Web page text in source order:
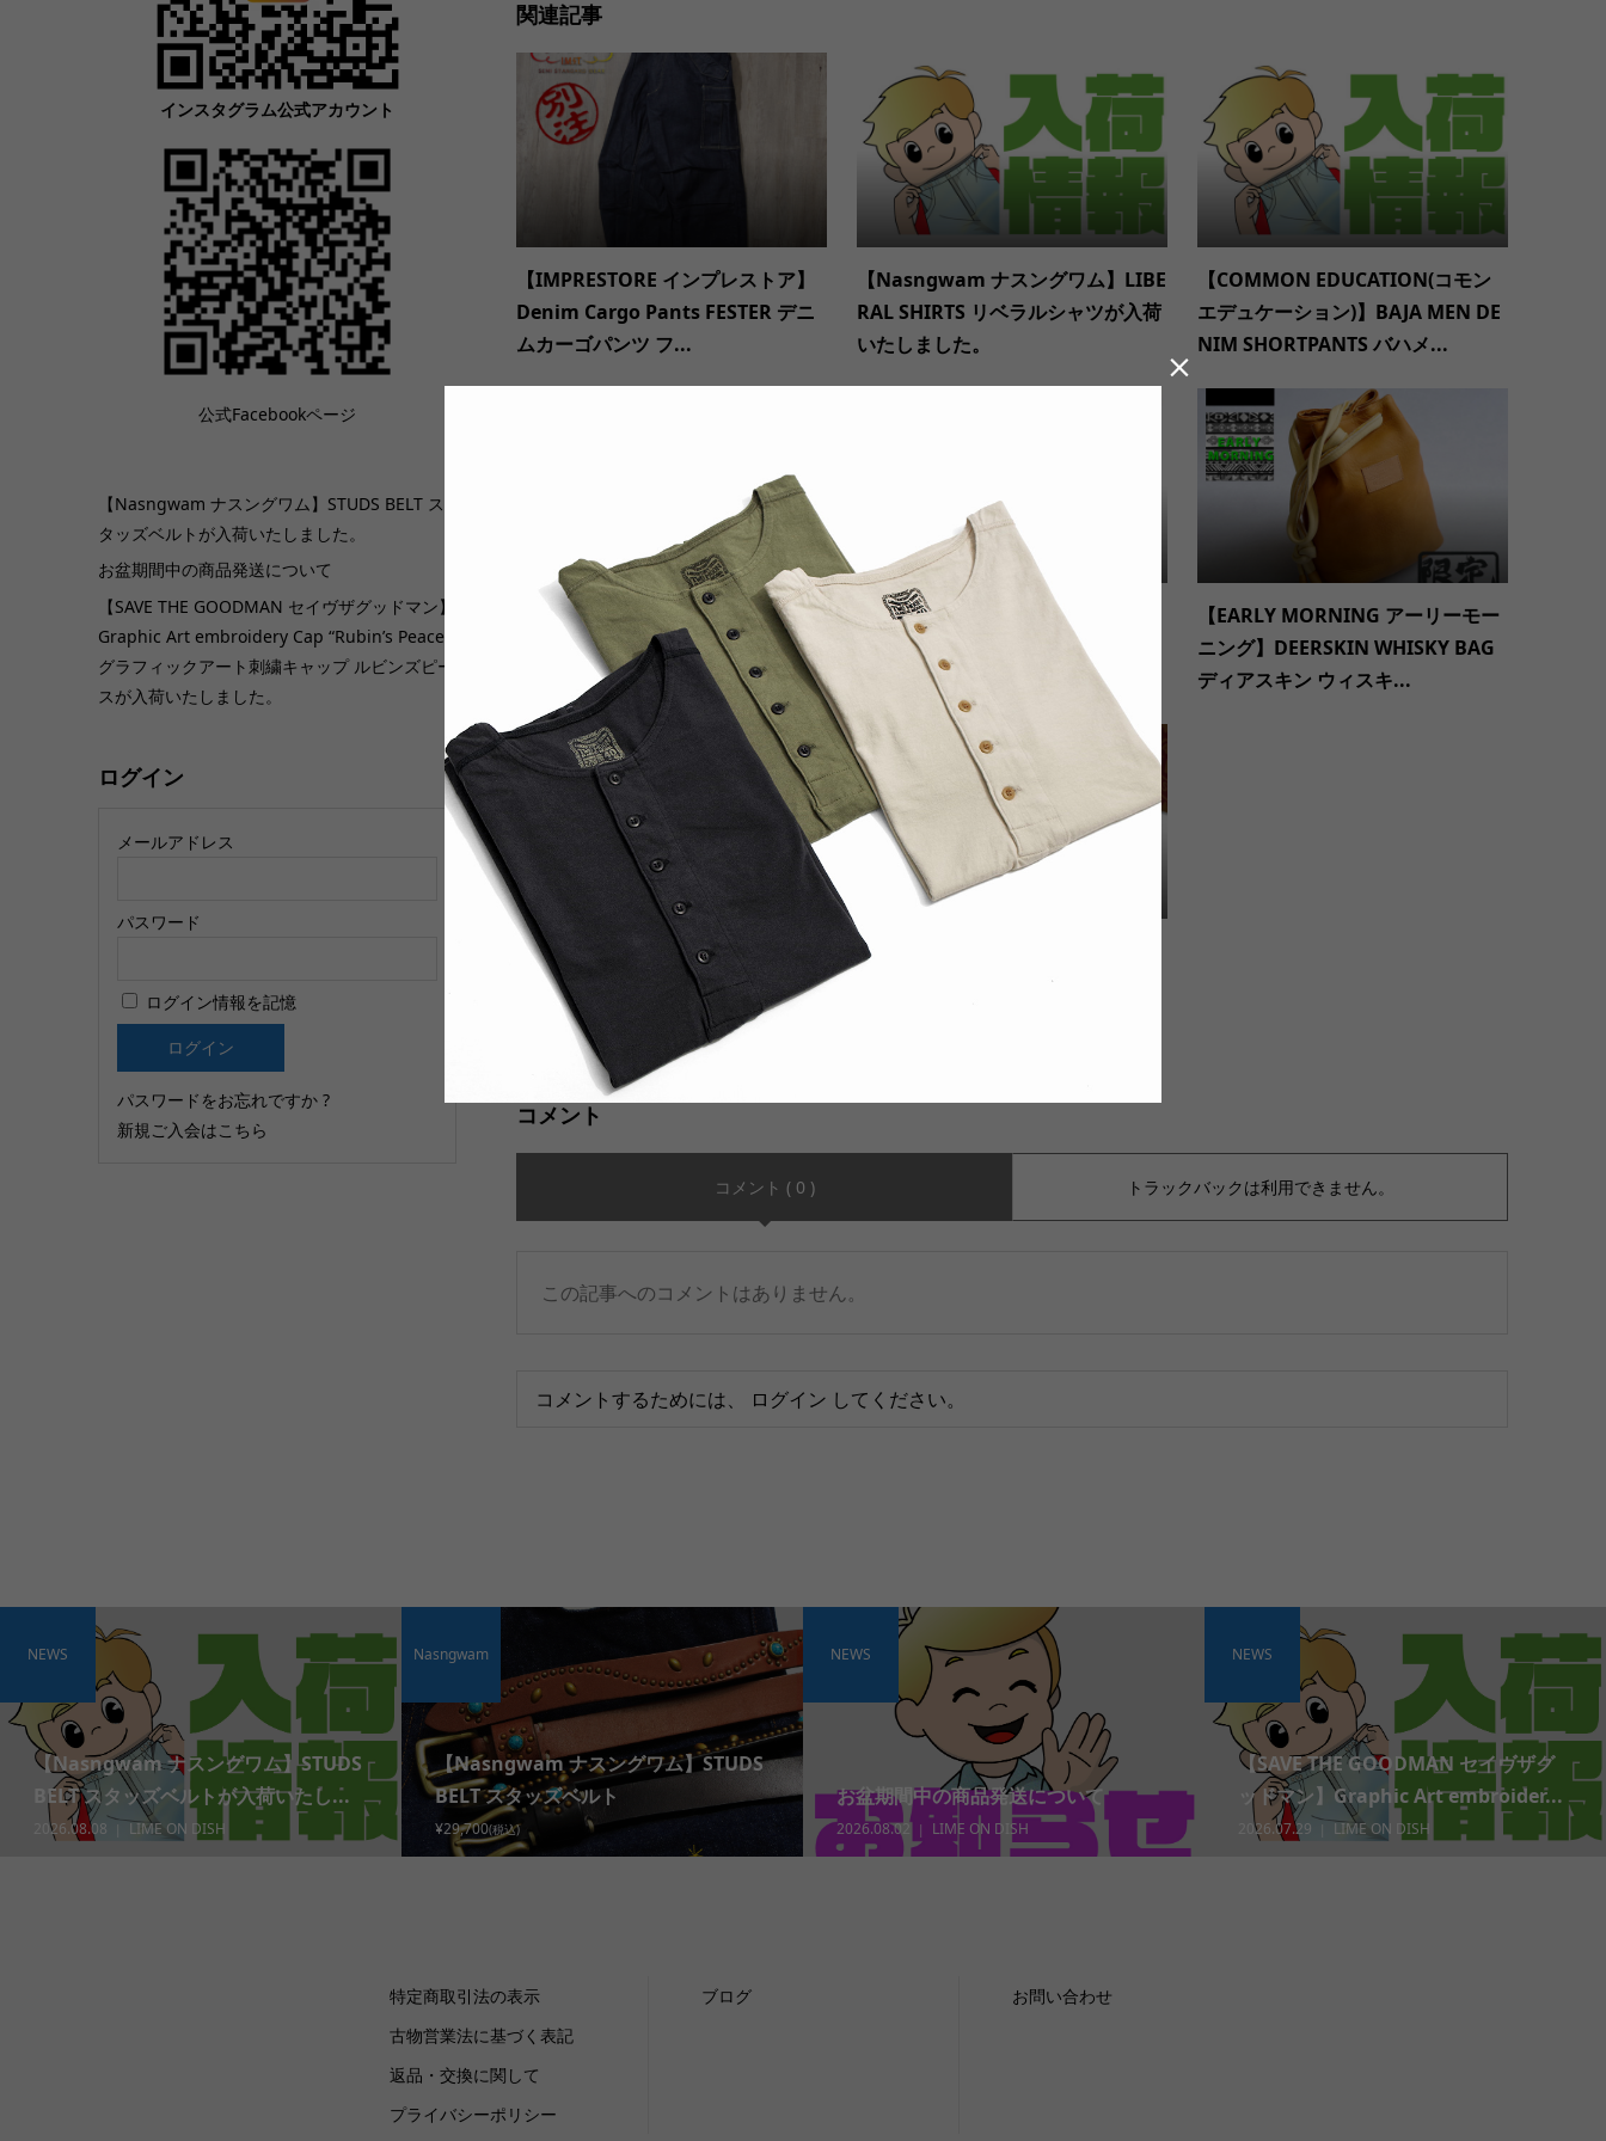
関連記事
【IMPRESTORE インプレストア】
Denim Cargo Pants FESTER デニ
ムカーゴパンツ フ...
【Nasngwam ナスングワム】LIBE
RAL SHIRTS リベラルシャツが入荷
いたしました。
【COMMON EDUCATION(コモン
エデュケーション)】BAJA MEN DE
NIM SHORTPANTS バハメ...
USED MUSIC Tee GUNS N’ROSES
ガンズアンドローゼス 2009年 サー
【Maggies Organics マギーズ オ
ーガニックス】Made In USA ORG
ANIC COTTON CREW S...
【EARLY MORNING アーリーモー
ニング】DEERSKIN WHISKY BAG
ディアスキン ウィスキ...
【coochucamP クーチューキャン
プ】NANGA別注 Happy Reversibl
e Down JKT ナンガ別...
【VANS ヴァンズ】Loafer 53 WHI
TE×BLACK ローファー53 モノトー
コメント
コメント ( 0 ) トラックバックは利用できません。
この記事へのコメントはありません。
コメントするためには、 ログイン してください。
インスタグラム公式アカウント
公式Facebookページ
【Nasngwam ナスングワム】STUDS BELT ス
タッズベルトが入荷いたしました。
お盆期間中の商品発送について
【SAVE THE GOODMAN セイヴザグッドマン】
Graphic Art embroidery Cap “Rubin’s Peace”
グラフィックアート刺繍キャップ ルビンズピー
スが入荷いたしました。
ログイン
メールアドレス
パスワード
ログイン情報を記憶
パスワードをお忘れですか ?
新規ご入会はこちら
【Nasngwam ナスングワム】STUDS
BELT スタッズベルトが入荷いたし...
2026.08.08 LIME ON DISH
NEWS
【Nasngwam ナスングワム】STUDS
BELT スタッズベルト
¥29,700(税込)
Nasngwam
お盆期間中の商品発送について
2026.08.02 LIME ON DISH
NEWS
【SAVE THE GOODMAN セイヴザグ
ッドマン】Graphic Art embroider...
2026.07.29 LIME ON DISH
NEWS
特定商取引法の表示
古物営業法に基づく表記
返品・交換に関して
プライバシーポリシー
ブログ お問い合わせ
